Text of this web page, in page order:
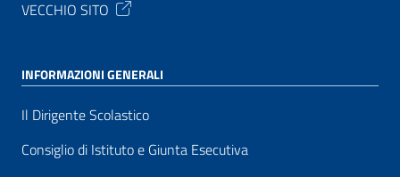
VECCHIO SITO
INFORMAZIONI GENERALI
Il Dirigente Scolastico
Consiglio di Istituto e Giunta Esecutiva